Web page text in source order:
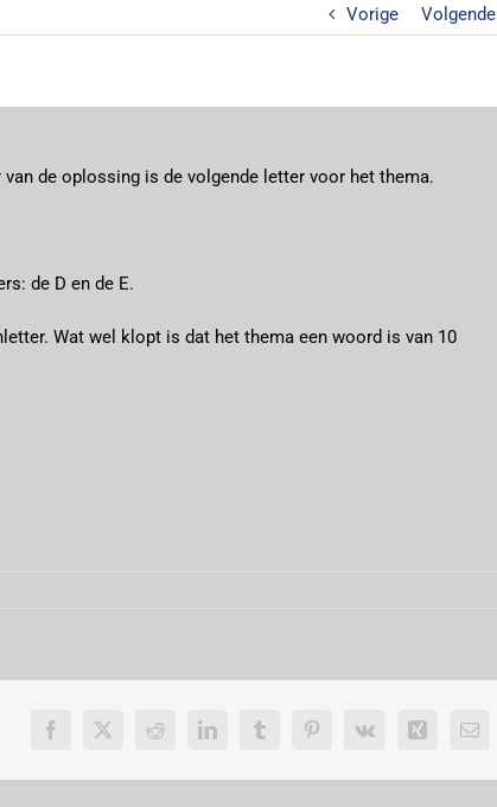
Vorige Volgende
de oplossing is de volgende letter voor het thema.
de D en de E.
Wat wel klopt is dat het thema een woord is van 10
Facebook
X RedditLinkedInTumblrPinterest
Vk Xing
E-